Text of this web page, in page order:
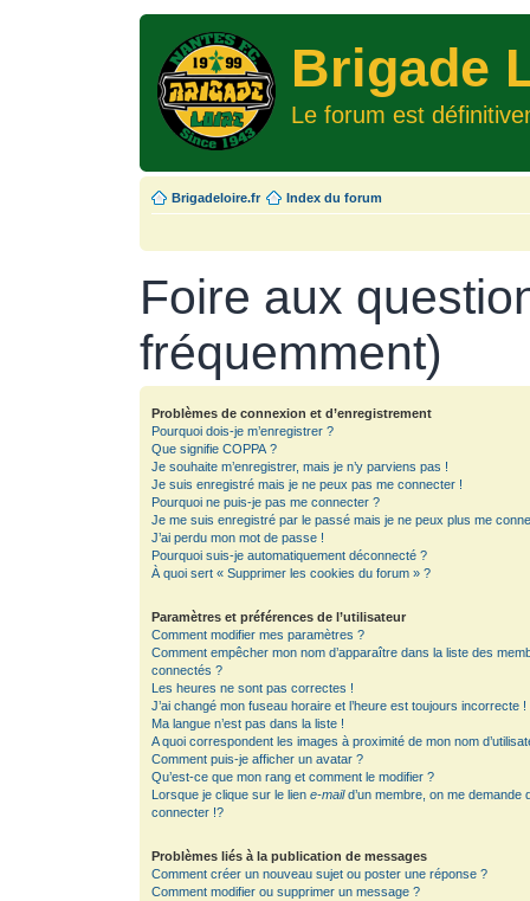
Brigade
Le forum est
Brigadeloire.fr Index du forum
Foire aux
fréquemment)
Problèmes de connexion et d’enregistrement
Pourquoi dois-je m’enregistrer ?
Que signifie COPPA ?
Je souhaite m’enregistrer, mais je n’y parviens pas !
Je suis enregistré mais je ne peux pas me connecter !
Pourquoi ne puis-je pas me connecter ?
Je me suis enregistré par le passé mais je ne peux plus me
J’ai perdu mon mot de passe !
Pourquoi suis-je automatiquement déconnecté ?
À quoi sert « Supprimer les cookies du forum » ?
Paramètres et préférences de l’utilisateur
Comment modifier mes paramètres ?
Comment empêcher mon nom d’apparaître dans la liste des
connectés ?
Les heures ne sont pas correctes !
J’ai changé mon fuseau horaire et l’heure est toujours incorrecte !
Ma langue n’est pas dans la liste !
A quoi correspondent les images à proximité de mon nom
Comment puis-je afficher un avatar ?
Qu’est-ce que mon rang et comment le modifier ?
Lorsque je clique sur le lien e-maild’un membre, on me demande
connecter !?
Problèmes liés à la publication de messages
Comment créer un nouveau sujet ou poster une réponse ?
Comment modifier ou supprimer un message ?